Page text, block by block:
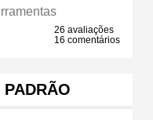
26 avaliações
16 comentários